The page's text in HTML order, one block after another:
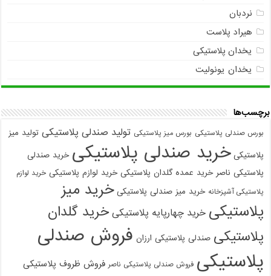
نردبان
هیراد پلاست
یخدان پلاستیکی
یخدان یونولیت
برچسب‌ها
بورس صندلی پلاستیکی بورس میز پلاستیکی تولید صندلی پلاستیکی تولید میز
پلاستیکی خرید صندلی پلاستیکی خرید صندلی
پلاستیکی ناصر خرید عمده گلدان پلاستیکی خرید لوازم پلاستیکی خرید لوازم
پلاستیکی آشپزخانه خرید میز صندلی پلاستیکی خرید میز
پلاستیکی خرید چهارپایه پلاستیکی خرید گلدان
پلاستیکی صندلی پلاستیکی ارزان فروش صندلی
پلاستیکی فروش صندلی پلاستیکی ناصر فروش ظروف پلاستیکی